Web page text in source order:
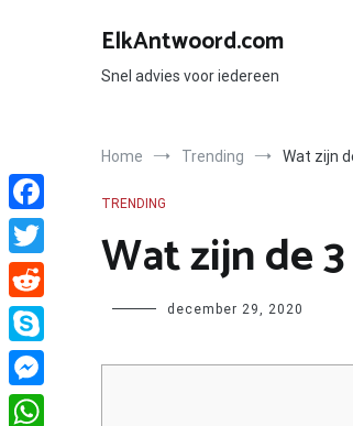
ElkAntwoord.com
Snel advies voor iedereen
Home Trending Wat zijn
TRENDING
Wat zijn de
Author december 29, 2020
Facebook
Twitter
Reddit
Skype
Messenger